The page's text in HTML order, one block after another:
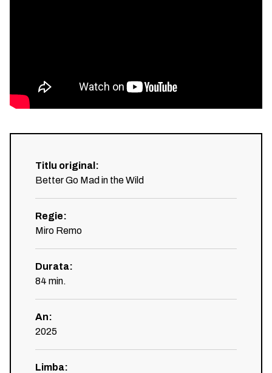
Titlu original :
Better Go Mad in the Wild
Regie:
Miro Remo
Durata:
84 min.
An:
2025
Limba: